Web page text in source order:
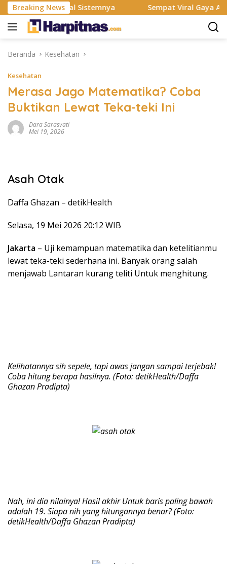
Langsung
ke
konten
Breaking News
Total Sistemnya Sempat Viral Gaya ASI Bubuk,
Beranda Kesehatan
Kesehatan
Merasa Jago Matematika? Coba
Buktikan Lewat Teka-teki Ini
Dara Sarasvati
Mei 19, 2026
Asah Otak
Daffa Ghazan – detikHealth
Selasa, 19 Mei 2026 20:12 WIB
Jakarta – Uji kemampuan matematika dan ketelitianmu
lewat teka-teki sederhana ini. Banyak orang salah
menjawab Lantaran kurang teliti Untuk menghitung.
Kelihatannya sih sepele, tapi awas jangan sampai terjebak!
Coba hitung berapa hasilnya. (Foto: detikHealth/Daffa
Ghazan Pradipta)
Nah, ini dia nilainya! Hasil akhir Untuk baris paling bawah
adalah 19. Siapa nih yang hitungannya benar? (Foto:
detikHealth/Daffa Ghazan Pradipta)